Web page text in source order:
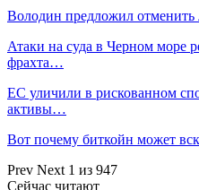
Володин предложил
Атаки на суда в Черном море
фрахта…
ЕС уличили в рискованном
активы…
Вот почему биткойн может
Prev Next 1 из 947
Сейчас читают